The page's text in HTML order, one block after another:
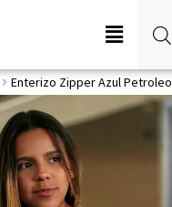
Enterizo Zipper Azul Petroleo